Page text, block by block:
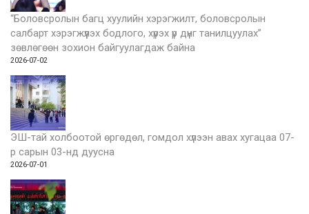
“Боловсролын багц хуулийн хэрэгжилт, боловсролын
салбарт хэрэгжүүлэх бодлого, хүрэх үр дүнг танилцуулах”
зөвлөгөөн зохион байгуулагдаж байна
2026-07-02
ЭШ-тай холбоотой өргөдөл, гомдол хүлээн авах хугацаа 07-
р сарын 03-нд дуусна
2026-07-01